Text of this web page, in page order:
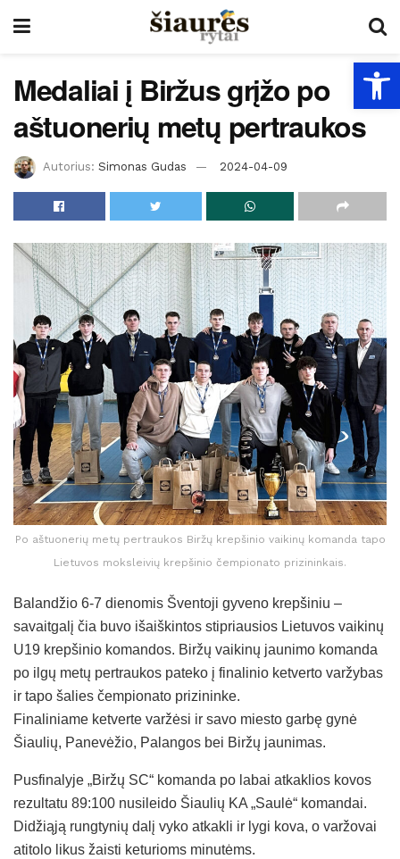
Medaliai į Biržus grįžo po
aštuonerių metų pertraukos
Autorius: Simonas Gudas 2024-04-09
Po aštuonerių metų pertraukos Biržų krepšinio vaikinų komanda tapo
Lietuvos moksleivių krepšinio čempionato prizininkais.
Balandžio 6-7 dienomis Šventoji gyveno krepšiniu –
savaitgalį čia buvo išaiškintos stipriausios Lietuvos vaikinų
U19 krepšinio komandos. Biržų vaikinų jaunimo komanda
po ilgų metų pertraukos pateko į finalinio ketverto varžybas
ir tapo šalies čempionato prizininke.
Finaliniame ketverte varžėsi ir savo miesto garbę gynė
Šiaulių, Panevėžio, Palangos bei Biržų jaunimas.
Pusfinalyje „Biržų SC“ komanda po labai atkaklios kovos
rezultatu 89:100 nusileido Šiaulių KA „Saulė“ komandai.
Didžiąją rungtynių dalį vyko atkakli ir lygi kova, o varžovai
atitolo likus žaisti keturioms minutėms.